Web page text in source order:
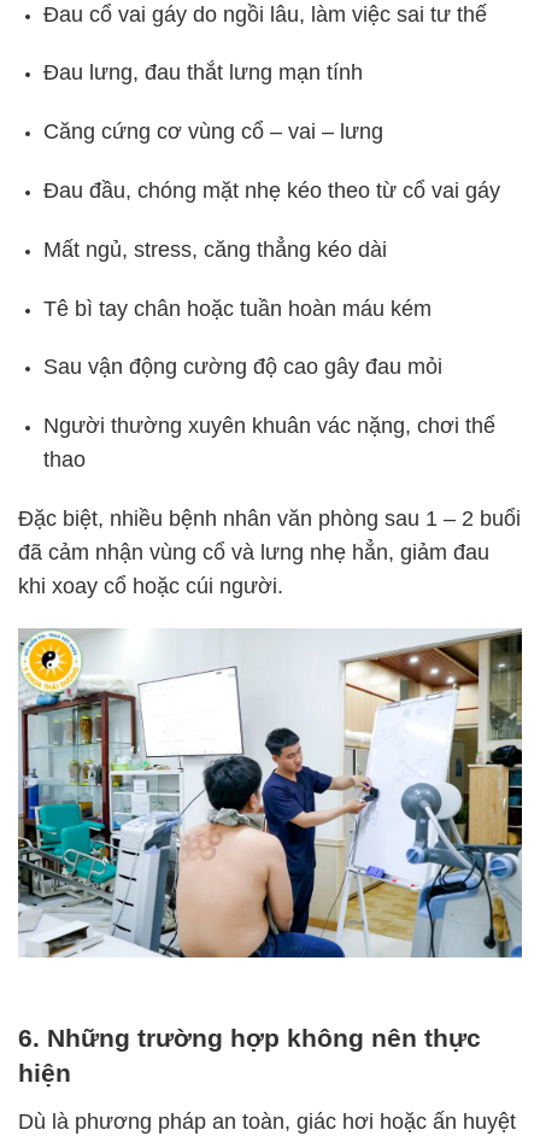
Đau cổ vai gáy do ngồi lâu, làm việc sai tư thế
Đau lưng, đau thắt lưng mạn tính
Căng cứng cơ vùng cổ – vai – lưng
Đau đầu, chóng mặt nhẹ kéo theo từ cổ vai gáy
Mất ngủ, stress, căng thẳng kéo dài
Tê bì tay chân hoặc tuần hoàn máu kém
Sau vận động cường độ cao gây đau mỏi
Người thường xuyên khuân vác nặng, chơi thể
thao
Đặc biệt, nhiều bệnh nhân văn phòng sau 1 – 2 buổi
đã cảm nhận vùng cổ và lưng nhẹ hẳn, giảm đau
khi xoay cổ hoặc cúi người.
6. Những trường hợp không nên thực
hiện
Dù là phương pháp an toàn, giác hơi hoặc ấn huyệt